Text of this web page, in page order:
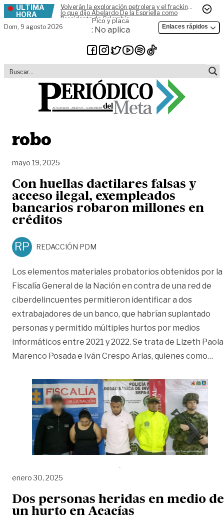
Skip to content
ÚLTIMA
HORA
Volverán la exploración petrolera y el fracking,
lo que dijo Abelardo De la Espriella como
Presidente de Colombia
Dom, 9 agosto 2026
Pico y placa
: No aplica Enlaces rápidos
robo
mayo 19, 2025
Con huellas dactilares falsas y
acceso ilegal, exempleados
bancarios robaron millones en
créditos
RP REDACCIÓN PDM
Los elementos materiales probatorios obtenidos por la
Fiscalía General de la Nación en contra de una red de
ciberdelincuentes permitieron identificar a dos
extrabajadores de un banco, que habrían suplantado
personas y permitido múltiples hurtos por medios
informáticos entre 2021 y 2022. Se trata de Lizeth Paola
Marenco Posada e Iván Crespo Arias, quienes como…
enero 30, 2025
Dos personas heridas en medio de
un hurto en Acacías